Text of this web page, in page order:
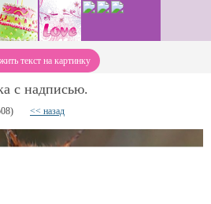
текст на картинку
с надписью.
<< назад